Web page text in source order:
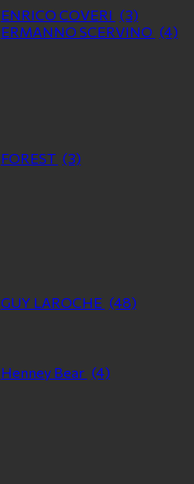
ENRICO COVERI (3)
ERMANNO SCERVINO (4)
FOREST (3)
GUY LAROCHE (48)
Henney Bear (4)